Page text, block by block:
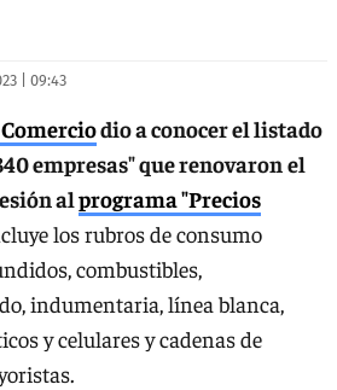
| 09:43
dio a conocer el listado
empresas" que renovaronel
alprograma "Precios
los rubros de consumo
combustibles,
indumentaria, línea blanca,
y celulares y cadenas de